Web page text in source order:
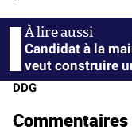
Candidat à la
veut construire
DDG
Commentaires